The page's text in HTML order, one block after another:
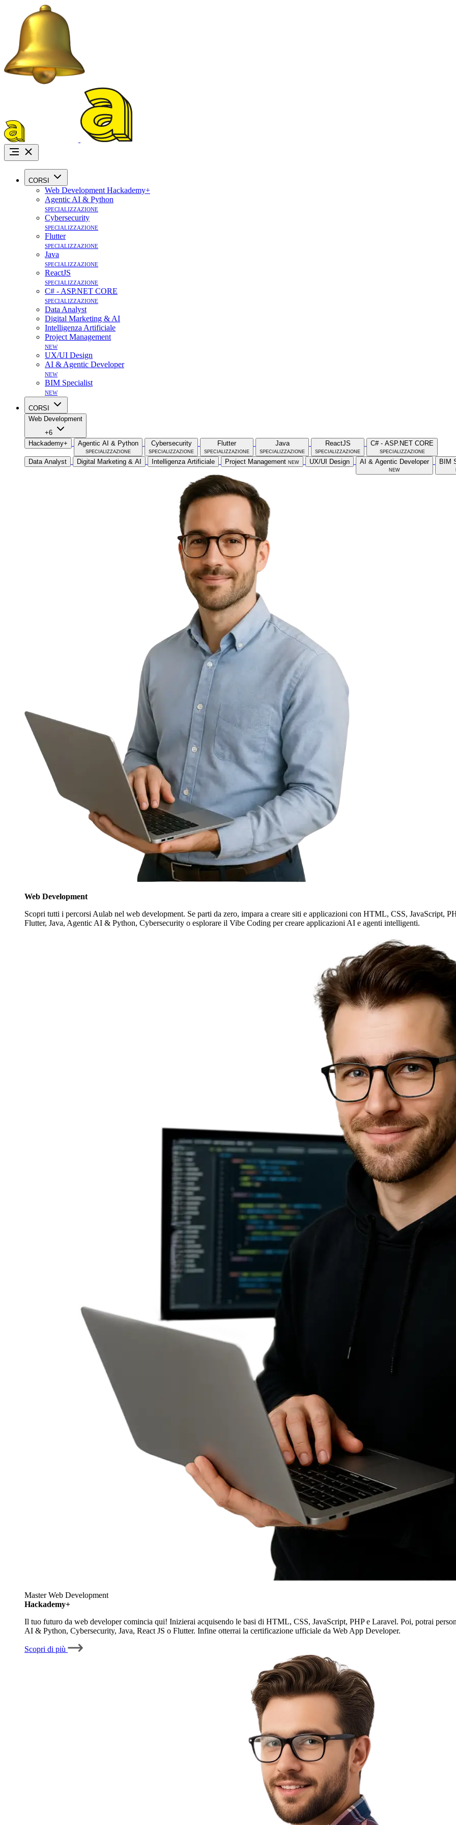
CORSI
Web Development Hackademy+
Agentic AI & Python
specializzazione
Cybersecurity
specializzazione
Flutter
specializzazione
Java
specializzazione
ReactJS
specializzazione
C# - ASP.NET CORE
specializzazione
Data Analyst
Digital Marketing & AI
Intelligenza Artificiale
Project Management
new
UX/UI Design
AI & Agentic Developer
new
BIM Specialist
new
CORSI
Web Development
+6
Hackademy+
Agentic AI & Python
specializzazione
Cybersecurity
specializzazione
Flutter
specializzazione
Java
specializzazione
ReactJS
specializzazione
C# - ASP.NET CORE
specializzazione
Data Analyst
Digital Marketing & AI Intelligenza Artificiale Project Management new UX/UI Design
AI & Agentic Developer
new
BIM
Web Development
Scopri tutti i percorsi Aulab nel web development. Se parti da zero, impara a creare siti e applicazioni con HTML, CSS, JavaScript,
Flutter, Java, Agentic AI & Python, Cybersecurity o esplorare il Vibe Coding per creare applicazioni AI e agenti intelligenti.
Master Web Development
Hackademy+
Il tuo futuro da web developer comincia qui! Inizierai acquisendo le basi di HTML, CSS, JavaScript, PHP e Laravel. Poi, potrai
AI & Python, Cybersecurity, Java, React JS o Flutter. Infine otterrai la certificazione ufficiale da Web App Developer.
Scopri di più